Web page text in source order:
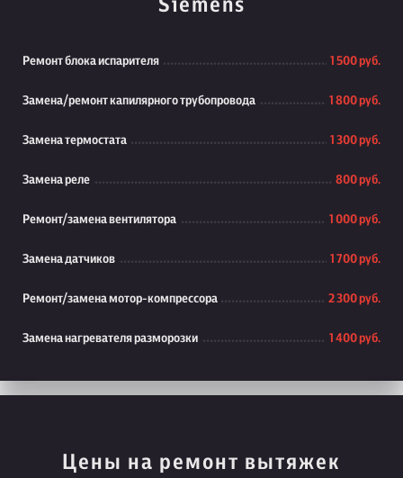
Siemens
Ремонт блока испарителя 1 500 руб.
Замена/ремонт капилярного трубопровода 1 800 руб.
Замена термостата 1 300 руб.
Замена реле 800 руб.
Ремонт/замена вентилятора 1 000 руб.
Замена датчиков 1 700 руб.
Ремонт/замена мотор-компрессора 2 300 руб.
Замена нагревателя разморозки 1 400 руб.
Цены на ремонт вытяжек